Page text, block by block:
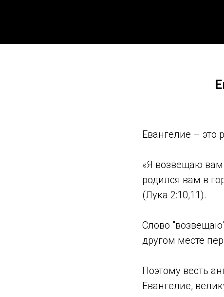
Евангелие – это
«Я возвещаю вам
родился вам в
(Лука 2:10,11).
Слово
другом месте
Поэтому весть
Евангелие,